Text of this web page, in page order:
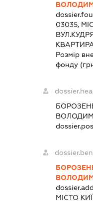
03035,
Розмір
фонду
МІСТО